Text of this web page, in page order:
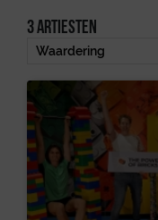
3 artiesten